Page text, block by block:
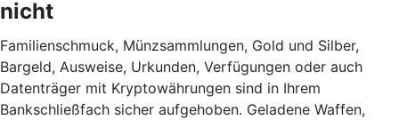
nicht
Familienschmuck, Münzsammlungen, Gold und Silber,
Bargeld, Ausweise, Urkunden, Verfügungen oder auch
Datenträger mit Kryptowährungen sind in Ihrem
Bankschließfach sicher aufgehoben. Geladene Waffen,